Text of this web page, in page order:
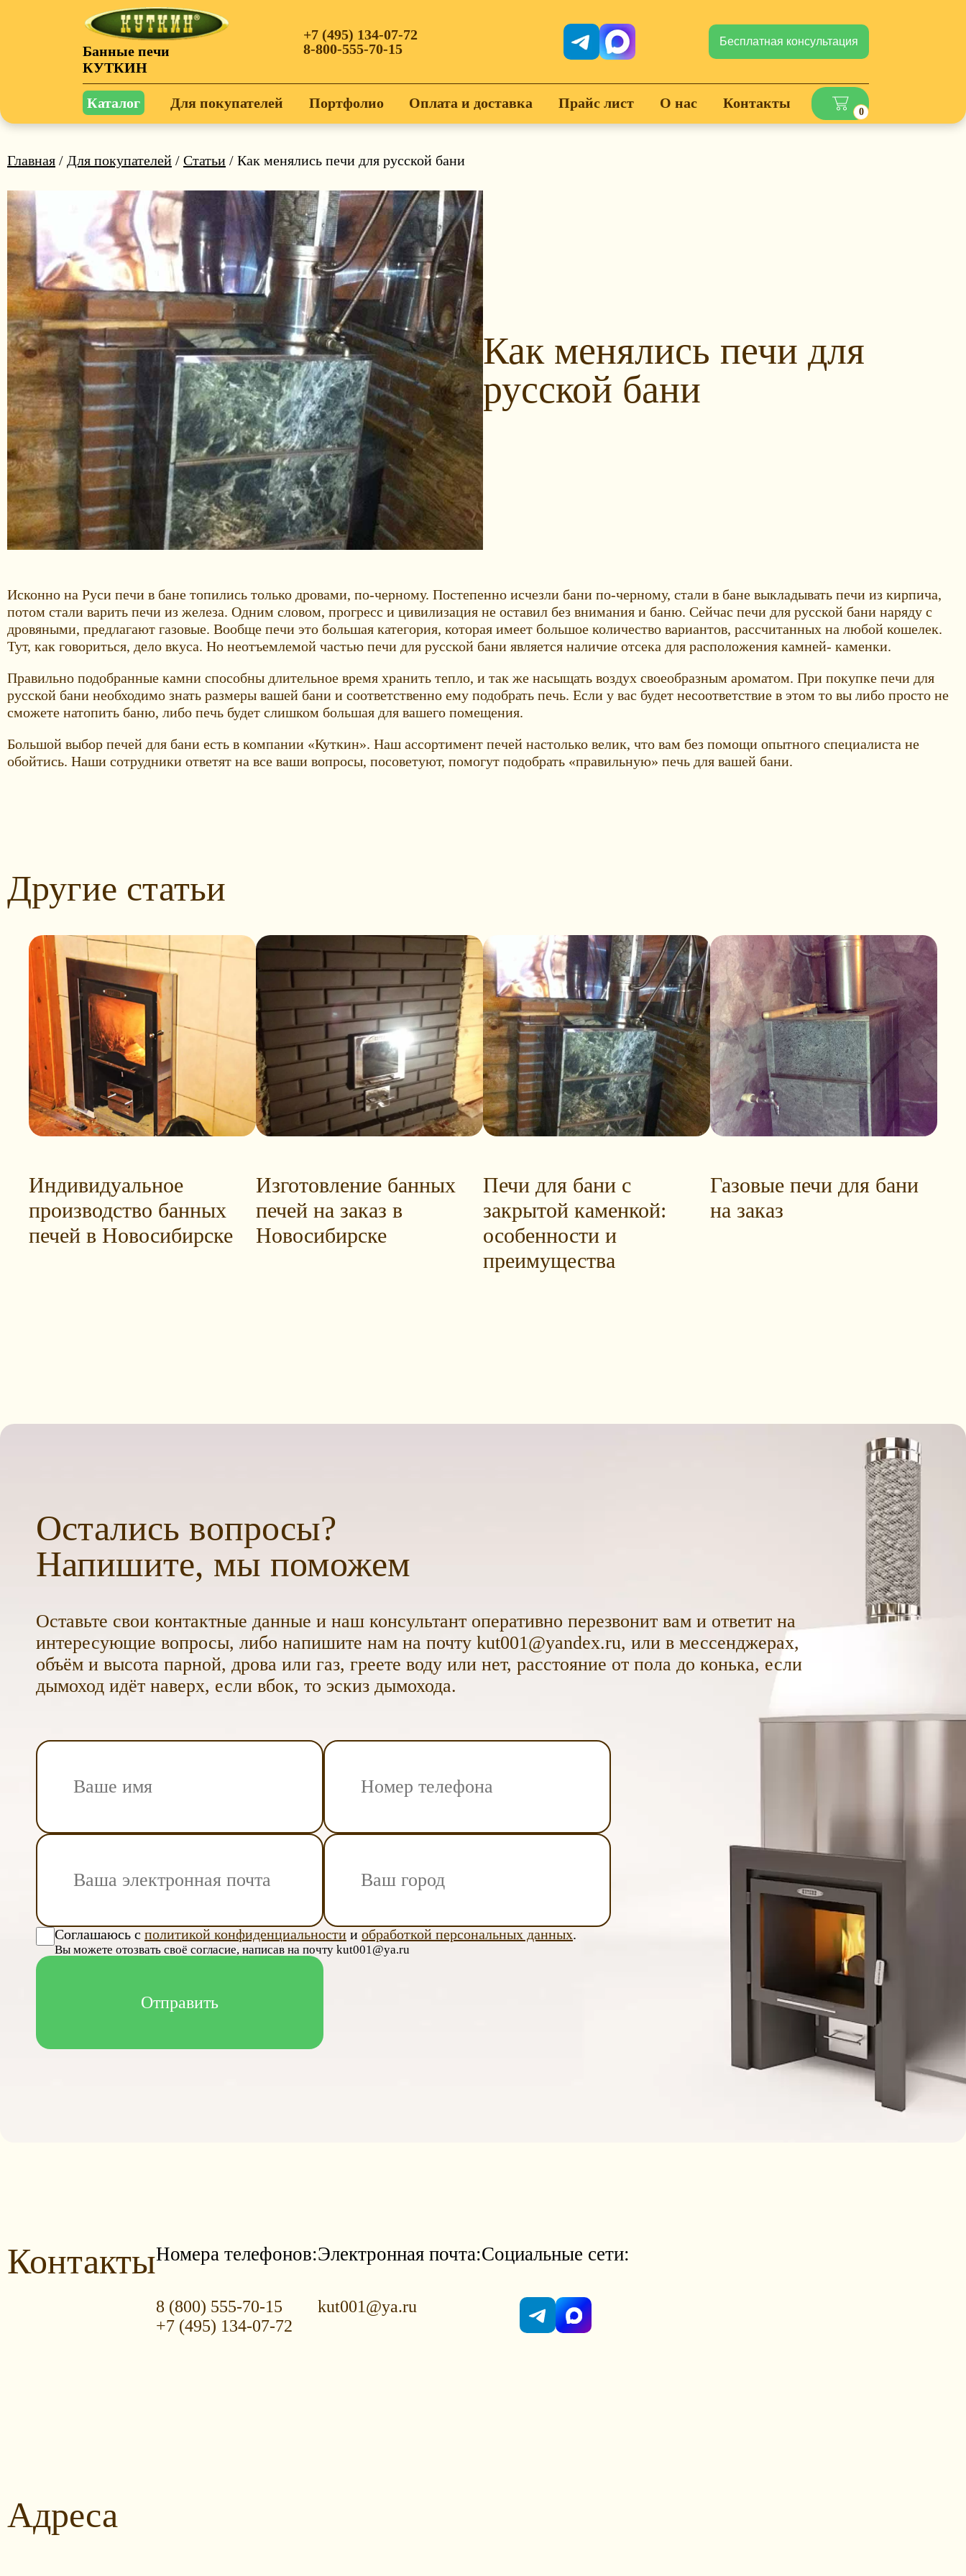
Банные печи
КУТКИН
+7 (495) 134-07-72
8-800-555-70-15
Бесплатная консультация
Каталог Для покупателей Портфолио Оплата и доставка Прайс лист О нас Контакты
0
Главная / Для покупателей / Статьи / Как менялись печи для русской бани
Как менялись печи для
русской бани
Исконно на Руси печи в бане топились только дровами, по-черному. Постепенно исчезли бани по-черному, стали в бане выкладывать печи из кирпича,
потом стали варить печи из железа. Одним словом, прогресс и цивилизация не оставил без внимания и баню. Сейчас печи для русской бани наряду с
дровяными, предлагают газовые. Вообще печи это большая категория, которая имеет большое количество вариантов, рассчитанных на любой кошелек.
Тут, как говориться, дело вкуса. Но неотъемлемой частью печи для русской бани является наличие отсека для расположения камней- каменки.
Правильно подобранные камни способны длительное время хранить тепло, и так же насыщать воздух своеобразным ароматом. При покупке печи для
русской бани необходимо знать размеры вашей бани и соответственно ему подобрать печь. Если у вас будет несоответствие в этом то вы либо просто не
сможете натопить баню, либо печь будет слишком большая для вашего помещения.
Большой выбор печей для бани есть в компании «Куткин». Наш ассортимент печей настолько велик, что вам без помощи опытного специалиста не
обойтись. Наши сотрудники ответят на все ваши вопросы, посоветуют, помогут подобрать «правильную» печь для вашей бани.
Другие статьи
Индивидуальное
производство банных
печей в Новосибирске
Изготовление банных
печей на заказ в
Новосибирске
Печи для бани с
закрытой каменкой:
особенности и
преимущества
Газовые печи для бани
на заказ
Остались вопросы?
Напишите, мы поможем
Оставьте свои контактные данные и наш консультант оперативно перезвонит вам и ответит на
интересующие вопросы, либо напишите нам на почту kut001@yandex.ru, или в мессенджерах,
объём и высота парной, дрова или газ, греете воду или нет, расстояние от пола до конька, если
дымоход идёт наверх, если вбок, то эскиз дымохода.
Соглашаюсь с политикой конфиденциальности и обработкой персональных данных.
Вы можете отозвать своё согласие, написав на почту kut001@ya.ru
КонтактыНомера телефонов:
8 (800) 555-70-15
+7 (495) 134-07-72
Электронная почта:
kut001@ya.ru
Социальные сети:
Адреса